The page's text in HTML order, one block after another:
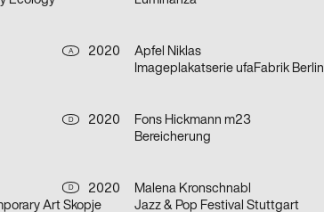
A
2020
Apfel Niklas
Imageplakatserie ufaFabrik Berlin
D
2020
Fons Hickmann m23
Bereicherung
D
2020
Art Skopje
Malena Kronschnabl
Jazz & Pop Festival Stuttgart